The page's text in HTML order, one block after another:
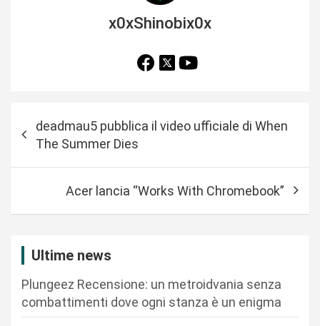
x0xShinobix0x
deadmau5 pubblica il video ufficiale di When
The Summer Dies
Acer lancia “Works With Chromebook”
Ultime news
Plungeez Recensione: un metroidvania senza
combattimenti dove ogni stanza è un enigma